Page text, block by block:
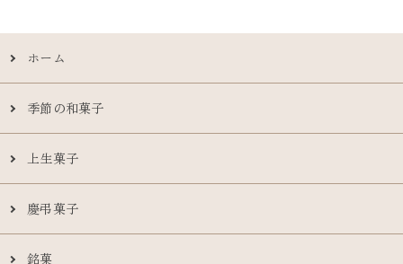
ホーム
季節の和菓子
上生菓子
慶弔菓子
銘菓